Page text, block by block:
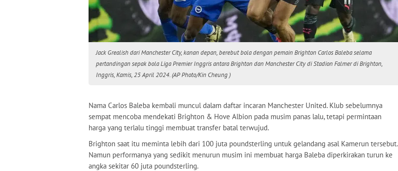
Jack Grealish dari Manchester City, kanan depan, berebut bola dengan pemain Brighton Carlos Baleba selama
pertandingan sepak bola Liga Premier Inggris antara Brighton dan Manchester City di Stadion Falmer di Brighton,
Inggris, Kamis, 25 April 2024. (AP Photo/Kin Cheung )
Nama Carlos Baleba kembali muncul dalam daftar incaran Manchester United. Klub sebelumnya
sempat mencoba mendekati Brighton & Hove Albion pada musim panas lalu, tetapi permintaan
harga yang terlalu tinggi membuat transfer batal terwujud.
Brighton saat itu meminta lebih dari 100 juta poundsterling untuk gelandang asal Kamerun tersebut.
Namun performanya yang sedikit menurun musim ini membuat harga Baleba diperkirakan turun ke
angka sekitar 60 juta poundsterling.